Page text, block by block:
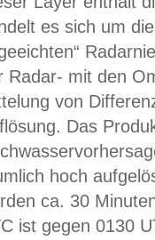
es sich um
Radar- mit den
von
Das
hoch
ca. 30
ist gegen 0130